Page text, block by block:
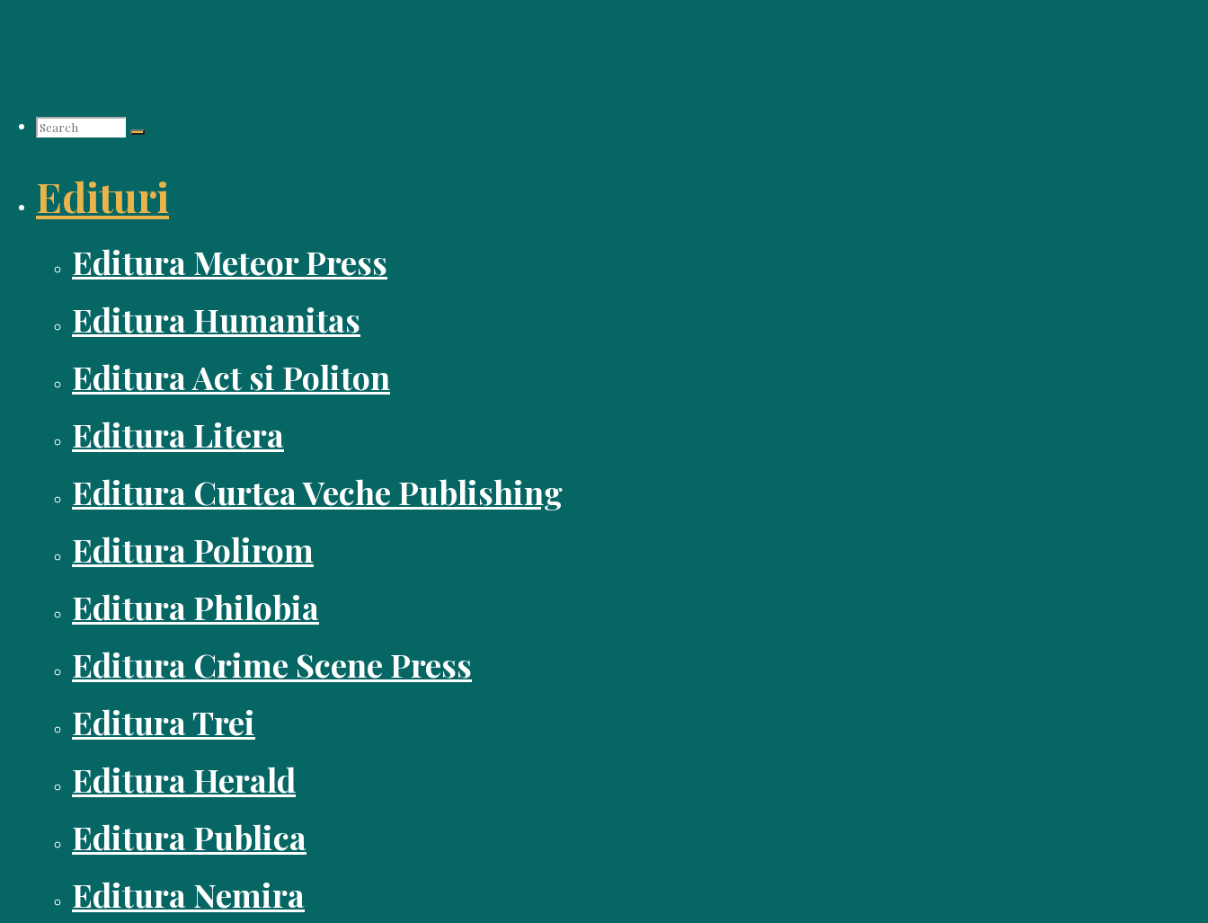
Search
for:
Edituri
Editura Meteor Press
Editura Humanitas
Editura Act si Politon
Editura Litera
Editura Curtea Veche Publishing
Editura Polirom
Editura Philobia
Editura Crime Scene Press
Editura Trei
Editura Herald
Editura Publica
Editura Nemira